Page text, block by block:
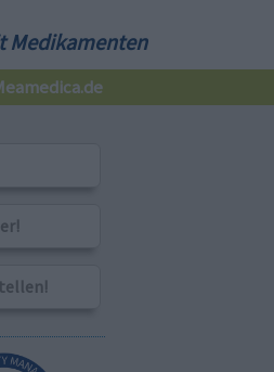
Medikamenten